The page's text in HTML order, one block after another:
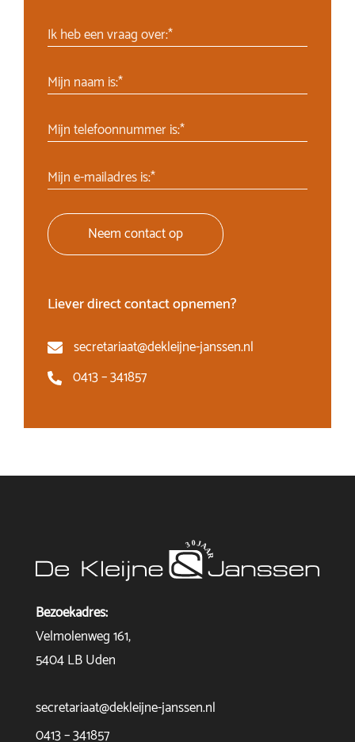
Ik heb een vraag over:*
Mijn naam is:*
Mijn telefoonnummer is:*
Mijn e-mailadres is:*
Neem contact op
Liever direct contact opnemen?
secretariaat@dekleijne-janssen.nl
0413 – 341857
Bezoekadres:
Velmolenweg 161,
5404 LB Uden
secretariaat@dekleijne-janssen.nl
0413 – 341857